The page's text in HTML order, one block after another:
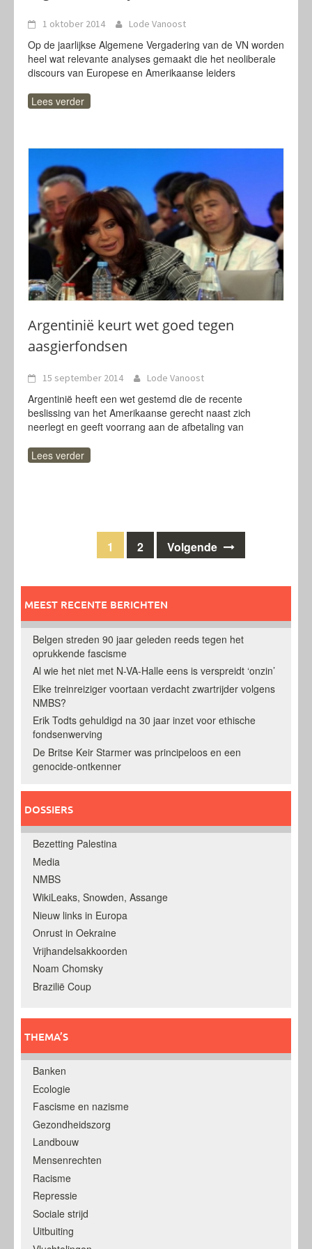
1 oktober 2014 Lode Vanoost
Op de jaarlijkse Algemene Vergadering van de VN worden
heel wat relevante analyses gemaakt die het neoliberale
discours van Europese en Amerikaanse leiders
Lees verder
Argentinië keurt wet goed tegen
aasgierfondsen
15 september 2014 Lode Vanoost
Argentinië heeft een wet gestemd die de recente
beslissing van het Amerikaanse gerecht naast zich
neerlegt en geeft voorrang aan de afbetaling van
Lees verder
Berichten
1 2 Volgende
MEEST RECENTE BERICHTEN
Belgen streden 90 jaar geleden reeds tegen het
oprukkende fascisme
Al wie het niet met N-VA-Halle eens is verspreidt ‘onzin’
Elke treinreiziger voortaan verdacht zwartrijder volgens
NMBS?
Erik Todts gehuldigd na 30 jaar inzet voor ethische
fondsenwerving
De Britse Keir Starmer was principeloos en een
genocide-ontkenner
DOSSIERS
Bezetting Palestina
Media
NMBS
WikiLeaks, Snowden, Assange
Nieuw links in Europa
Onrust in Oekraine
Vrijhandelsakkoorden
Noam Chomsky
Brazilië Coup
THEMA’S
Banken
Ecologie
Fascisme en nazisme
Gezondheidszorg
Landbouw
Mensenrechten
Racisme
Repressie
Sociale strijd
Uitbuiting